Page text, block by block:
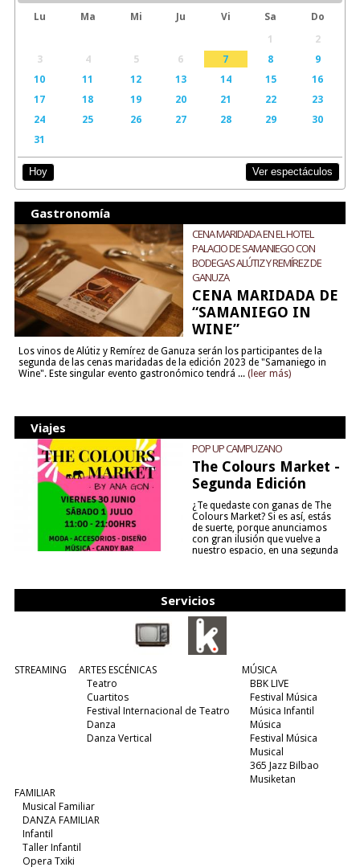
Lu Ma Mi Ju Vi Sa
Do
1
2
3
4 5 6 7 8
9
10
11 12 13 14 15
16
17
18 19 20 21 22
23
24
25 26 27 28 29
30
31
Hoy Ver espectáculos
Gastronomía
CENA MARIDADA EN EL HOTEL
PALACIO DE SAMANIEGO CON
BODEGAS ALÚTIZ Y REMÍREZ DE
GANUZA
CENA MARIDADA DE
“SAMANIEGO IN
WINE”
Los vinos de Alútiz y Remírez de Ganuza serán los participantes de la
segunda de las cenas maridadas de la edición 2023 de "Samaniego in
Wine". Este singular evento gastronómico tendrá ... (leer más)
Viajes
POP UP CAMPUZANO
The Colours Market -
Segunda Edición
¿Te quedaste con ganas de The
Colours Market? Si es así, estás
de suerte, porque anunciamos
con gran ilusión que vuelve a
nuestro espacio, en una segunda
Servicios
STREAMING
ARTES ESCÉNICAS
Teatro
Cuartitos
Festival Internacional de Teatro
Danza
Danza Vertical
MÚSICA
BBK LIVE
Festival Música
Música Infantil
Música
Festival Música
Musical
365 Jazz Bilbao
Musiketan
FAMILIAR
Musical Familiar
DANZA FAMILIAR
Infantil
Taller Infantil
Opera Txiki